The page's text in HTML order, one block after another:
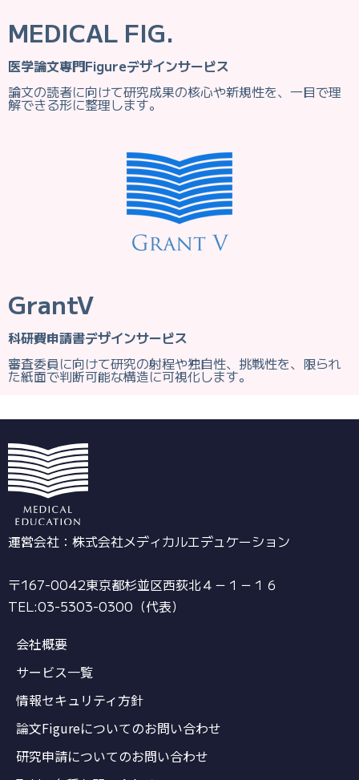
MEDICAL FIG.
医学論文専門Figureデザインサービス
論文の読者に向けて研究成果の核心や新規性を、一目で理
解できる形に整理します。
GrantV
科研費申請書デザインサービス
審査委員に向けて研究の射程や独自性、挑戦性を、限られ
た紙面で判断可能な構造に可視化します。
運営会社：株式会社メディカルエデュケーション
〒167-0042東京都杉並区西荻北４－１－１６
TEL:03-5303-0300（代表）
会社概要
サービス一覧
情報セキュリティ方針
論文Figureについてのお問い合わせ
研究申請についてのお問い合わせ